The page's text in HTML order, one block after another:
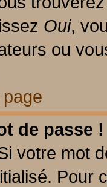
Oui,
ou
de passe !
votre mot
Pour